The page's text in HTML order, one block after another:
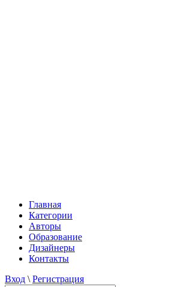
Главная
Категории
Авторы
Образование
Дизайнеры
Контакты
Вход \ Регистрация